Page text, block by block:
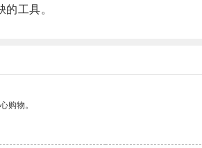
工具。
购物。